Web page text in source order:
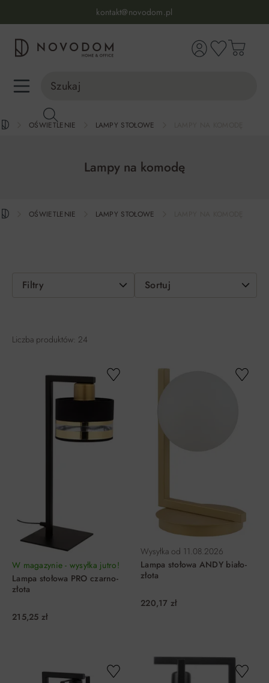
kontakt@novodom.pl
Dostawa z wniesieniem
30 dni na zwrot lub wymianę
98% zadowolonych klientów
OŚWIETLENIE LAMPY STOŁOWE
Lampy na komodę
OŚWIETLENIE LAMPY STOŁOWE
Filtry Sortuj
Liczba produktów: 24
W magazynie - wysyłka jutro!
Lampa stołowa PRO czarno-
złota
215,25 zł
Wysyłka od 11.08.2026
Lampa stołowa ANDY biało-
złota
220,17 zł